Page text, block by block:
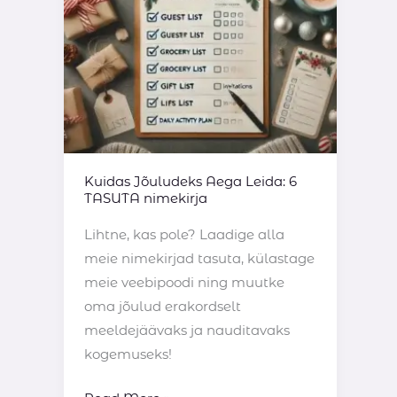
Kuidas Jõuludeks Aega Leida: 6
TASUTA nimekirja
Lihtne, kas pole? Laadige alla
meie nimekirjad tasuta, külastage
meie veebipoodi ning muutke
oma jõulud erakordselt
meeldejäävaks ja nauditavaks
kogemuseks!
TASUTA
nimekirja